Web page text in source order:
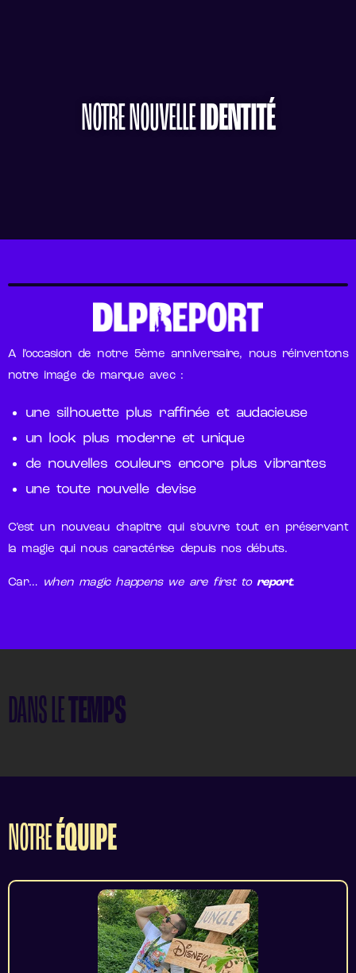
NOTRE NOUVELLEIDENTITÉ
A l’occasion de notre 5ème anniversaire, nous réinventons
notre image de marque avec :
une silhouette plus raffinée et audacieuse
un look plus moderne et unique
de nouvelles couleurs encore plus vibrantes
une toute nouvelle devise
C’est un nouveau chapitre qui s’ouvre tout en préservant
la magie qui nous caractérise depuis nos débuts.
Car… when magic happens we are first to report.
DANS LETEMPS
NOTREÉQUIPE